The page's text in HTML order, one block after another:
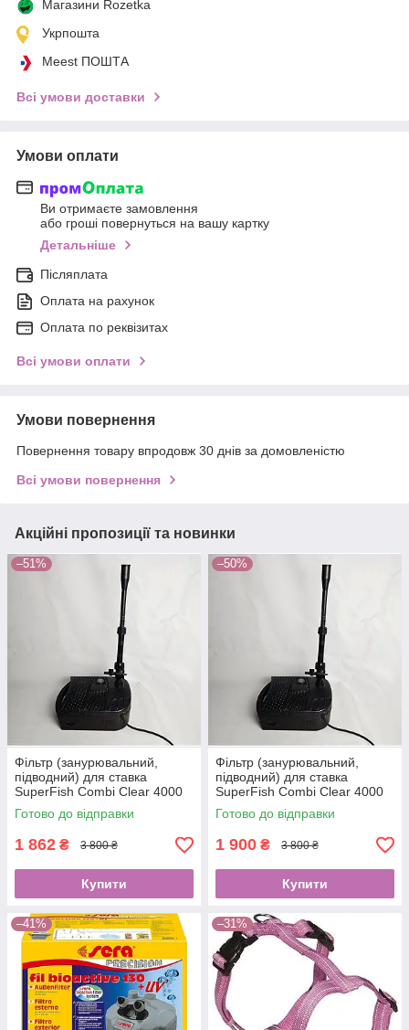
Магазини Rozetka
Укрпошта
Meest ПОШТА
Всі умови доставки
Умови оплати
Ви отримаєте замовлення
або гроші повернуться на вашу картку
Детальніше
Післяплата
Оплата на рахунок
Оплата по реквізитах
Всі умови оплати
Умови повернення
Повернення товару впродовж 30 днів за домовленістю
Всі умови повернення
Акційні пропозиції та новинки
–51%
Фільтр (занурювальний,
підводний) для ставка
SuperFish Combi Clear 4000
Б/В, уцінка, не повний
комплект
Готово до відправки
1 862 ₴ 3 800 ₴
Купити
–50%
Фільтр (занурювальний,
підводний) для ставка
SuperFish Combi Clear 4000
Б/В, уцінка, не повний
комплект
Готово до відправки
1 900 ₴ 3 800 ₴
Купити
–41% –31%